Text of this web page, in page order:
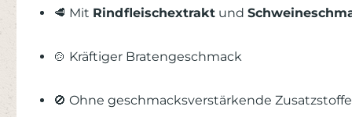
🥩 Mit Rindfleischextrakt und
🍲 Kräftiger Bratengeschmack
🚫 Ohne geschmacksverstärkende Zusatzstoffe